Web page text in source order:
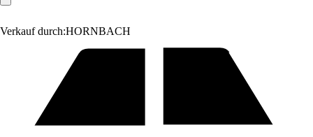
Verkauf durch:HORNBACH